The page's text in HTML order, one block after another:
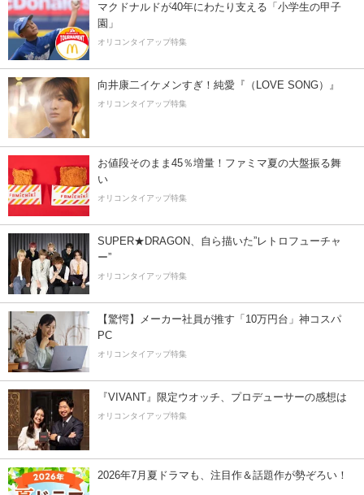
マクドナルドが40年にわたり支える「小学生の甲子
園」
オリコンタイアップ特集
向井康二イケメンすぎ！純愛『（LOVE SONG）』
オリコンタイアップ特集
お値段そのまま45％増量！ファミマ夏の大盤振る舞
い
オリコンタイアップ特集
SUPER★DRAGON、自ら描いた”レトロフューチャ
ー”
オリコンタイアップ特集
【驚愕】メーカー社員が推す「10万円台」神コスパ
PC
オリコンタイアップ特集
『VIVANT』限定ウオッチ、プロデューサーの感想は
オリコンタイアップ特集
2026年7月夏ドラマも、注目作＆話題作が勢ぞろい！